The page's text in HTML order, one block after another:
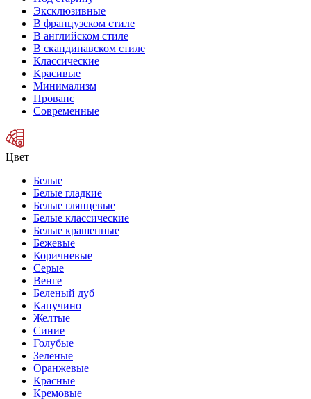
Эксклюзивные
В французском стиле
В английском стиле
В скандинавском стиле
Классические
Красивые
Минимализм
Прованс
Современные
Цвет
Белые
Белые гладкие
Белые глянцевые
Белые классические
Белые крашенные
Бежевые
Коричневые
Серые
Венге
Беленый дуб
Капучино
Желтые
Синие
Голубые
Зеленые
Оранжевые
Красные
Кремовые